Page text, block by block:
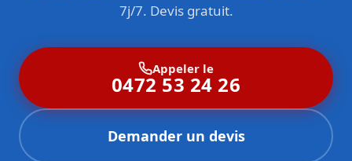
7j/7. Devis gratuit.
Appeler le
0472 53 24 26
Demander un devis